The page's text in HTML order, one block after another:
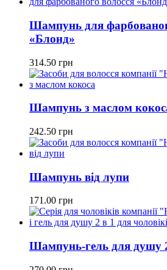
Шампунь для
«Блонд»
314.50 грн
Шампунь з маслом
242.50 грн
Шампунь від лупи
171.00 грн
Шампунь-гель для душу